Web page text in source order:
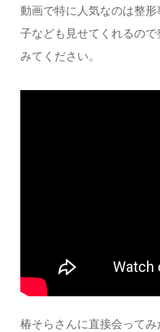
動画で特に人気なのは整
子なども見せてくれるの
みてください。
椿そらさんに直接会って